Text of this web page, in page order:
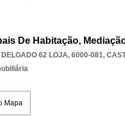
De Habitação,
62 LOJA, 6000-081,
Mapa